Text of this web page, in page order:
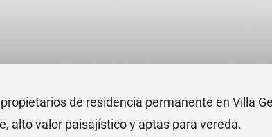
de residencia permanente en Villa
alto valor paisajístico y aptas para vereda.